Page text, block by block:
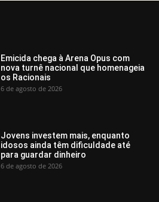
Emicida chega à Arena Opus com
nova turnê nacional que homenageia
os Racionais
6 de agosto de 2026
Jovens investem mais, enquanto
idosos ainda têm dificuldade até
para guardar dinheiro
6 de agosto de 2026